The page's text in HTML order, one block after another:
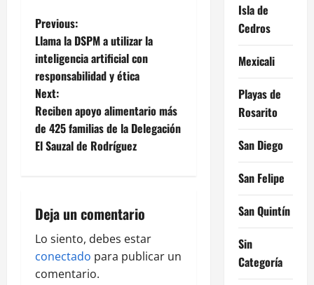
P
o
s
t
n
v
i
g
Previous:
Llama la DSPM a utilizar la
inteligencia artificial con
responsabilidad y ética
Next:
Reciben apoyo alimentario más
de 425 familias de la Delegación
El Sauzal de Rodríguez
Deja un comentario
Lo siento, debes estar
conectado para publicar un
comentario.
Isla de
Cedros
Mexicali
Playas de
Rosarito
San Diego
San Felipe
San Quintín
Sin
Categoría